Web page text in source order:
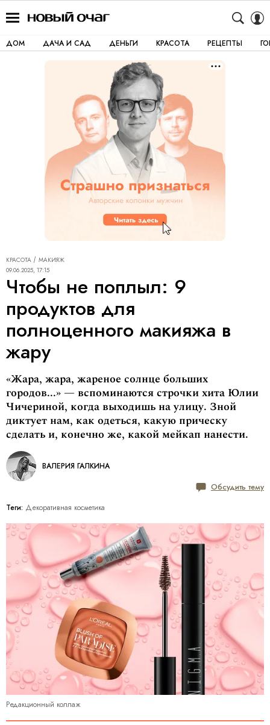
ДОМ ДАЧА И САД ДЕНЬГИ КРАСОТА РЕЦЕПТЫ
КРАСОТА
МАКИЯЖ
09.06.2025, 17:15
Чтобы не поплыл: 9
продуктов для
полноценного макияжа в
жару
«Жара, жара, жареное солнце больших
городов...» — вспоминаются строчки хита Юлии
Чичериной, когда выходишь на улицу. Зной
диктует нам, как одеться, какую прическу
сделать и, конечно же, какой мейкап нанести.
ВАЛЕРИЯ ГАЛКИНА
Обсудить тему
Теги: Декоративная косметика
Редакционный коллаж